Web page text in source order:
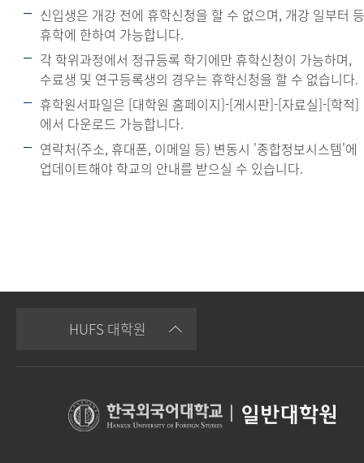
신입생은 개강 전에 휴학신청을 할 수 없으며, 개강 일부터
휴학에 한하여 가능합니다.
각 학위과정에서 정규등록 학기에만 휴학신청이 가능하며,
수료생 및 연구등록생의 경우는 휴학신청을 할 수 없습니다.
휴학원서파일은 [대학원 홈페이지]-[게시판]-[자료실]-[학적]
에서 다운로드 가능합니다.
연락처(주소, 휴대폰, 이메일 등) 변동시 '종합정보시스템'에
업데이트해야 학교의 안내를 받으실 수 있습니다.
HUFS 대학원
일반대학원